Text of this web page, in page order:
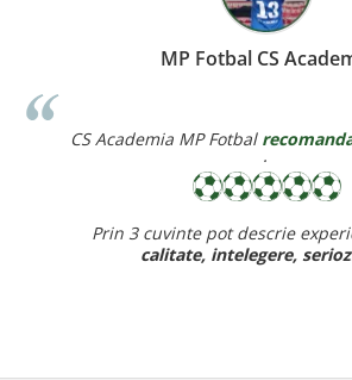
Corina Violeta Mierean
Recomand cu drag inedit
ff